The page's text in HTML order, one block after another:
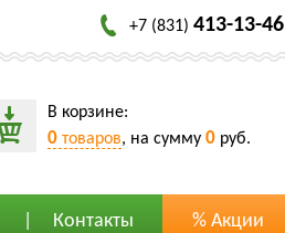
+7 (831) 413-13-46
В корзине:
0 товаров, на сумму 0 руб.
Контакты % Акции